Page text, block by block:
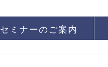
セミナーのご案内